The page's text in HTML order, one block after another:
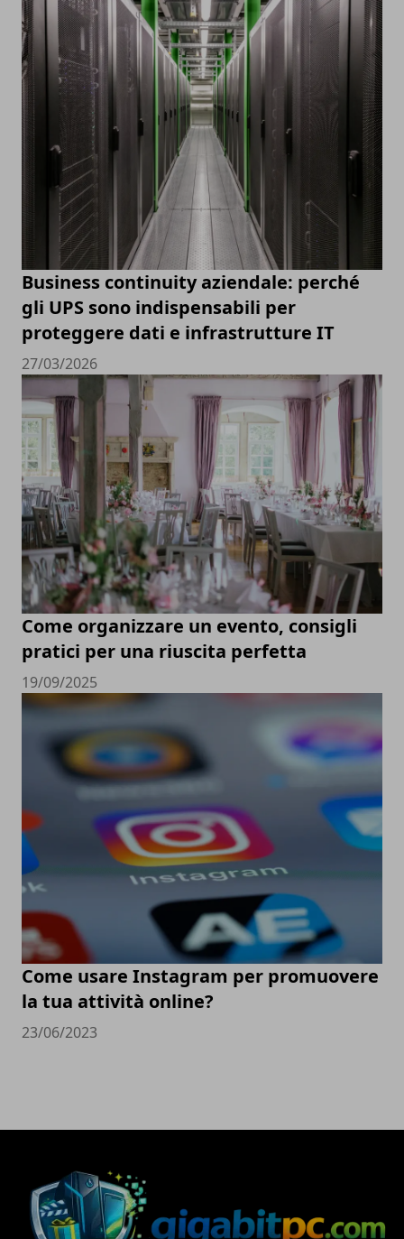
Business continuity aziendale: perché
gli UPS sono indispensabili per
proteggere dati e infrastrutture IT
27/03/2026
Come organizzare un evento, consigli
pratici per una riuscita perfetta
19/09/2025
Come usare Instagram per promuovere
la tua attività online?
23/06/2023